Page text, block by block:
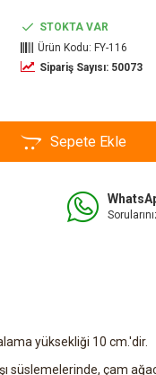
STOKTA VAR
Ürün Kodu: FY-116
Sipariş Sayısı: 50073
Sepete Ekle
yüksekliği 10 cm.'dir.
süslemelerinde, çam